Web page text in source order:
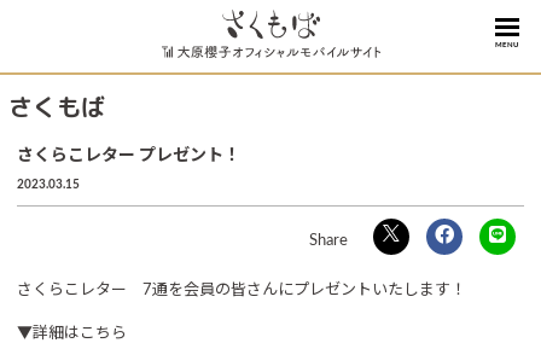
MENU
さくもば
さくらこレター プレゼント！
2023.03.15
さくらこレター 7通を会員の皆さんにプレゼントいたします！
▼詳細はこちら